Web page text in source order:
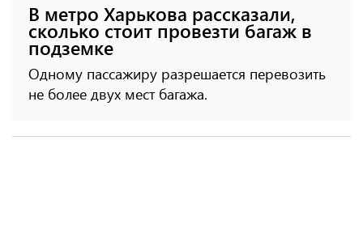
В метро Харькова рассказали,
сколько стоит провезти багаж в
подземке
Одному пассажиру разрешается перевозить
не более двух мест багажа.